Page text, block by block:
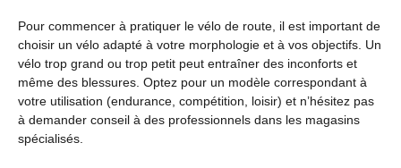
Pour commencer à pratiquer le vélo de route, il est important de
choisir un vélo adapté à votre morphologie et à vos objectifs. Un
vélo trop grand ou trop petit peut entraîner des inconforts et
même des blessures. Optez pour un modèle correspondant à
votre utilisation (endurance, compétition, loisir) et n’hésitez pas
à demander conseil à des professionnels dans les magasins
spécialisés.